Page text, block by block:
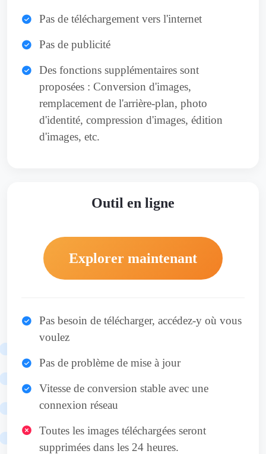
Pas de téléchargement vers l'internet
Pas de publicité
Des fonctions supplémentaires sont
proposées : Conversion d'images,
remplacement de l'arrière-plan, photo
d'identité, compression d'images, édition
d'images, etc.
Outil en ligne
Explorer maintenant
Pas besoin de télécharger, accédez-y où vous
voulez
Pas de problème de mise à jour
Vitesse de conversion stable avec une
connexion réseau
Toutes les images téléchargées seront
supprimées dans les 24 heures.